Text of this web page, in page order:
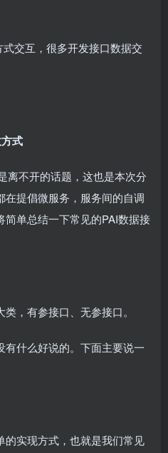
交互，很多开发接口数据交
式
离不开的话题，这也是本次分
提倡微服务，服务间的自调
简单总结一下常见的PAI数据接
，有参接口、无参接口。
什么好说的。下面主要说一
的实现方式，也就是我们常见